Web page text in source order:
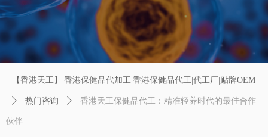
【香港天工】|香港保健品代加工|香港保健品代工|代工厂|贴牌OEM
ꄲ 热门咨询 ꄲ 香港天工保健品代工：精准轻养时代的最佳合作
伙伴